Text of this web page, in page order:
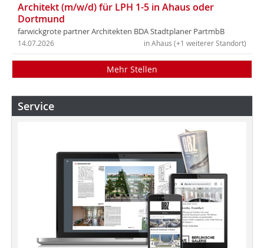
Architekt (m/w/d) für LPH 1-5 in Ahaus oder
Dortmund
farwickgrote partner Architekten BDA Stadtplaner PartmbB
in Ahaus (+1 weiterer Standort)
14.07.2026
Mehr Stellen
Service